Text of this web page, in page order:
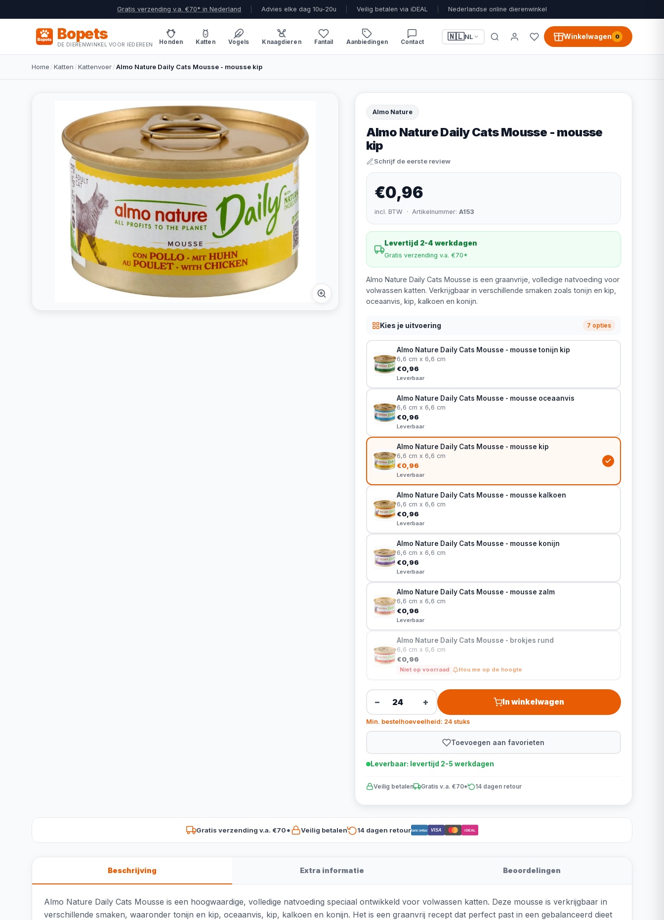
Gratis verzending v.a. €70* in Nederland Advies elke dag 10u-20u Veilig betalen via iDEAL Nederlandse online dierenwinkel
Bopets
DE DIERENWINKEL VOOR IEDEREEN Honden Katten Vogels Knaagdieren Fantail Aanbiedingen Contact
🇳🇱NL Winkelwagen 0
Home /Katten /Kattenvoer/Almo Nature Daily Cats Mousse - mousse kip
Almo Nature
Almo Nature Daily Cats Mousse - mousse
kip
Schrijf de eerste review
€0,96
incl. BTW · Artikelnummer: A153
Levertijd 2-4 werkdagen
Gratis verzending v.a. €70*
Almo Nature Daily Cats Mousse is een graanvrije, volledige natvoeding voor
volwassen katten. Verkrijgbaar in verschillende smaken zoals tonijn en kip,
oceaanvis, kip, kalkoen en konijn.
Kies je uitvoering 7 opties
Almo Nature Daily Cats Mousse - mousse tonijn kip
6,6 cm x 6,6 cm
€0,96
Leverbaar
Almo Nature Daily Cats Mousse - mousse oceaanvis
6,6 cm x 6,6 cm
€0,96
Leverbaar
Almo Nature Daily Cats Mousse - mousse kip
6,6 cm x 6,6 cm
€0,96
Leverbaar
Almo Nature Daily Cats Mousse - mousse kalkoen
6,6 cm x 6,6 cm
€0,96
Leverbaar
Almo Nature Daily Cats Mousse - mousse konijn
6,6 cm x 6,6 cm
€0,96
Leverbaar
Almo Nature Daily Cats Mousse - mousse zalm
6,6 cm x 6,6 cm
€0,96
Leverbaar
Almo Nature Daily Cats Mousse - brokjes rund
6,6 cm x 6,6 cm
€0,96
Niet op voorraad Hou me op de hoogte
− + In winkelwagen
Min. bestelhoeveelheid: 24 stuks
Toevoegen aan favorieten
Leverbaar: levertijd 2-5 werkdagen
Veilig betalen Gratis v.a. €70* 14 dagen retour
Gratis verzending v.a. €70* Veilig betalen 14 dagen retourBancontact VISA iDEAL
Beschrijving Extra informatie Beoordelingen
Almo Nature Daily Cats Mousse is een hoogwaardige, volledige natvoeding speciaal ontwikkeld voor volwassen katten. Deze mousse is verkrijgbaar in
verschillende smaken, waaronder tonijn en kip, oceaanvis, kip, kalkoen en konijn. Het is een graanvrij recept dat perfect past in een gebalanceerd dieet